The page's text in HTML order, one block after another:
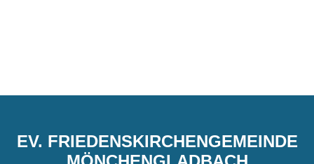
EV. FRIEDENSKIRCHENGEMEINDE